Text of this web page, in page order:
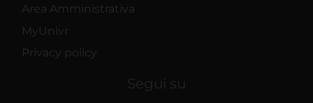
Area Amministrativa
MyUnivr
Privacy policy
Segui su